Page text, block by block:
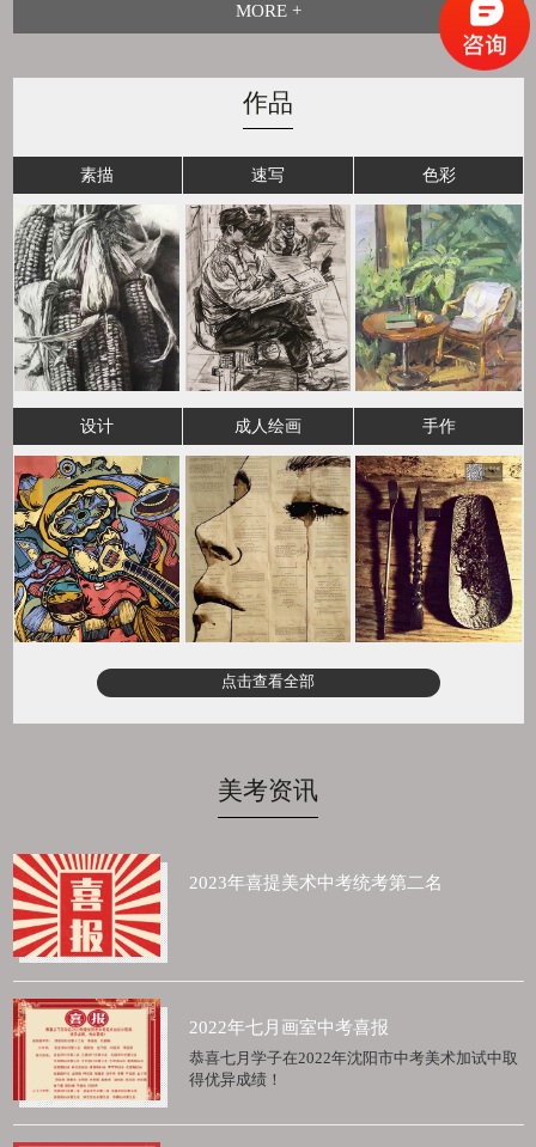
MORE +
作品
素描 速写 色彩
设计 成人绘画 手作
点击查看全部
美考资讯
2023年喜提美术中考统考第二名
2022年七月画室中考喜报
恭喜七月学子在2022年沈阳市中考美术加试中取
得优异成绩！